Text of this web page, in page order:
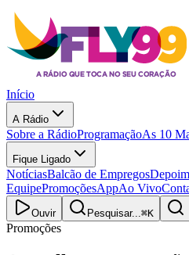
Início
A Rádio
Sobre a RádioProgramaçãoAs 10
Fique Ligado
NotíciasBalcão de Empregos
EquipePromoçõesAppAo Vivo
Ouvir Pesquisar...⌘K
Promoções